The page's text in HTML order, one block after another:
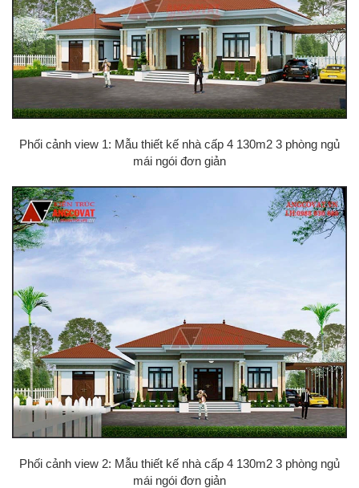
Phối cảnh view 1: Mẫu thiết kế nhà cấp 4 130m2 3 phòng ngủ
mái ngói đơn giản
Phối cảnh view 2: Mẫu thiết kế nhà cấp 4 130m2 3 phòng ngủ
mái ngói đơn giản